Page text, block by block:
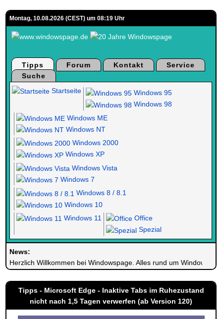
Montag, 10.08.2026 (CEST) um 08:19 Uhr
Tipps Forum Kontakt
Service
Suche
Startseite
Windows 95
Windows 98
Windows ME
Windows NT
Windows 2000
Windows XP
Windows Vista
Windows 7
Windows 8 / 8.1
Windows 10
Windows 11
Office
Spezial
News:
Herzlich Willkommen bei Windowspage. Alles rund um Windows.
Tipps - Microsoft Edge - Inaktive Tabs im Ruhezustand
nicht nach 1,5 Tagen verwerfen (ab Version 120)